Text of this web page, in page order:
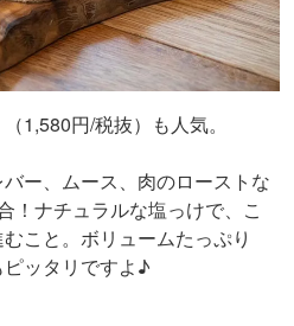
1,580円/税抜）も人気。
ー、ムース、肉のローストな
！ナチュラルな塩っけで、こ
こと。ボリュームたっぷり
ッタリですよ♪